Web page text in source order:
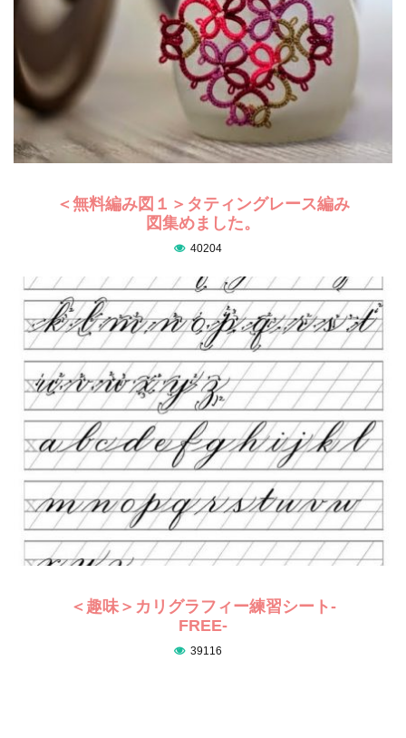
＜無料編み図１＞タティングレース編み
図集めました。
40204
＜趣味＞カリグラフィー練習シート-
FREE-
39116